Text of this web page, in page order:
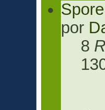
por
8